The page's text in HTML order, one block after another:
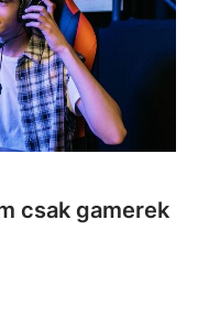
csak gamerek